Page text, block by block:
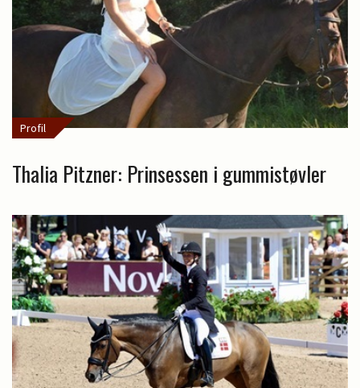
Profil
Thalia Pitzner: Prinsessen i gummistøvler